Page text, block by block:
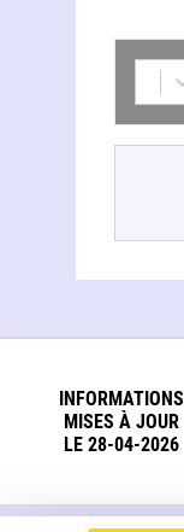
INFORMATIONS
MISES À JOUR
LE 28-04-2026